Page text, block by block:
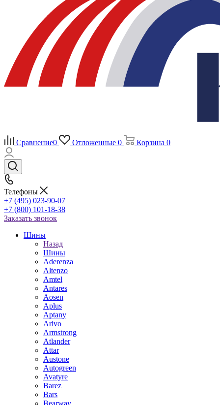
Сравнение0 Отложенные 0 Корзина 0
Телефоны
+7 (495) 023-90-07
+7 (800) 101-18-38
Заказать звонок
Шины
Назад
Шины
Aderenza
Altenzo
Amtel
Antares
Aosen
Aplus
Aptany
Arivo
Armstrong
Atlander
Attar
Austone
Autogreen
Avatyre
Barez
Bars
Bearway